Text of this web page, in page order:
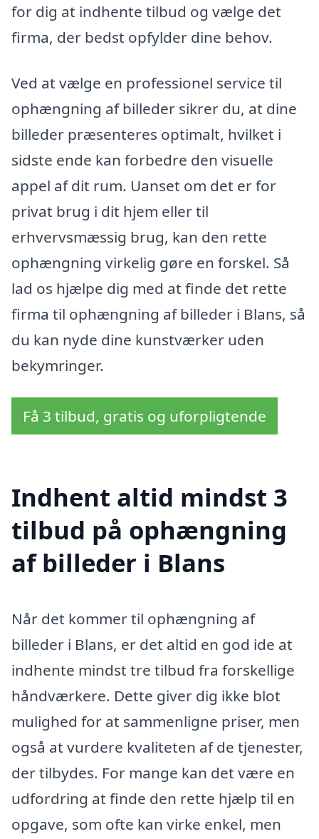
for dig at indhente tilbud og vælge det
firma, der bedst opfylder dine behov.
Ved at vælge en professionel service til
ophængning af billeder sikrer du, at dine
billeder præsenteres optimalt, hvilket i
sidste ende kan forbedre den visuelle
appel af dit rum. Uanset om det er for
privat brug i dit hjem eller til
erhvervsmæssig brug, kan den rette
ophængning virkelig gøre en forskel. Så
lad os hjælpe dig med at finde det rette
firma til ophængning af billeder i Blans, så
du kan nyde dine kunstværker uden
bekymringer.
Få 3 tilbud, gratis og uforpligtende
Indhent altid mindst 3
tilbud på ophængning
af billeder i Blans
Når det kommer til ophængning af
billeder i Blans, er det altid en god ide at
indhente mindst tre tilbud fra forskellige
håndværkere. Dette giver dig ikke blot
mulighed for at sammenligne priser, men
også at vurdere kvaliteten af de tjenester,
der tilbydes. For mange kan det være en
udfordring at finde den rette hjælp til en
opgave, som ofte kan virke enkel, men